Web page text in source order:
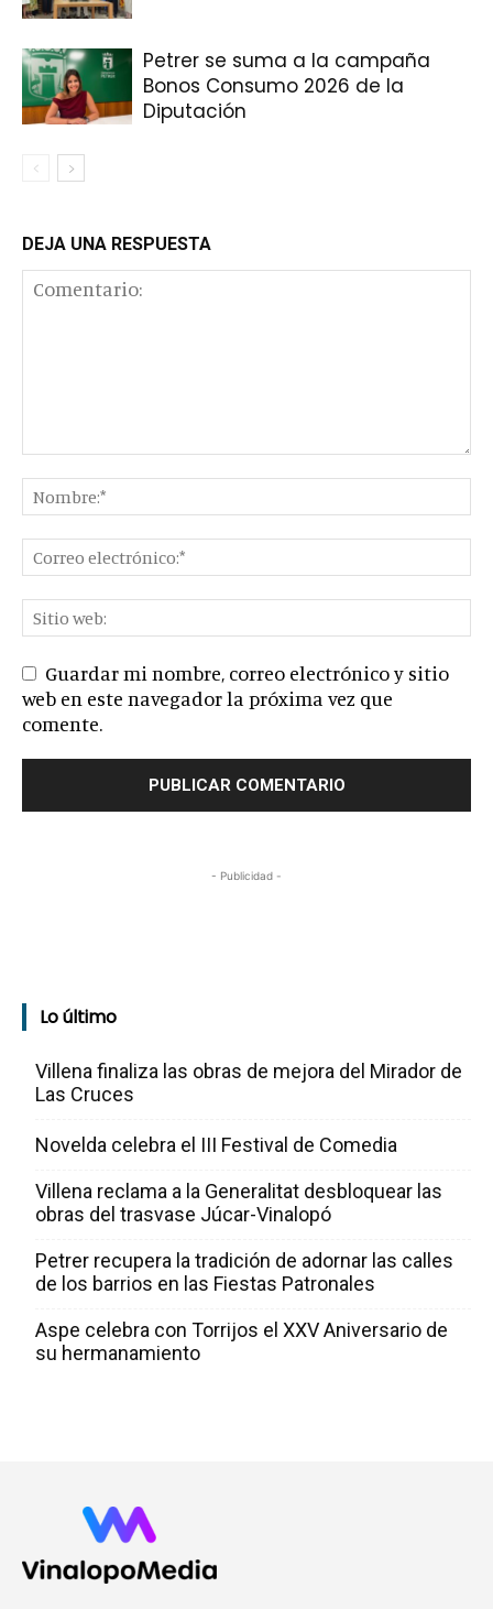
Petrer se suma a la campaña
Bonos Consumo 2026 de la
Diputación
DEJA UNA RESPUESTA
Guardar mi nombre, correo electrónico y sitio
web en este navegador la próxima vez que
comente.
- Publicidad -
Lo último
Villena finaliza las obras de mejora del Mirador de
Las Cruces
Novelda celebra el III Festival de Comedia
Villena reclama a la Generalitat desbloquear las
obras del trasvase Júcar-Vinalopó
Petrer recupera la tradición de adornar las calles
de los barrios en las Fiestas Patronales
Aspe celebra con Torrijos el XXV Aniversario de
su hermanamiento